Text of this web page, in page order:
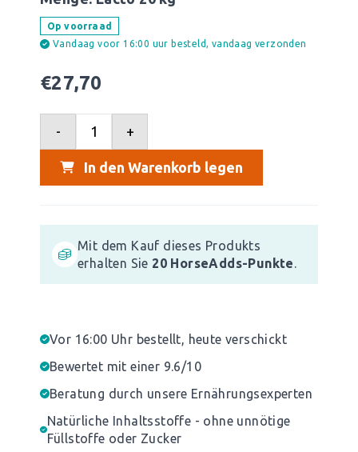
Op voorraad
Vandaag voor 16:00 uur besteld, vandaag verzonden
€27,70
- +
In den Warenkorb legen
Mit dem Kauf dieses Produkts
erhalten Sie 20 HorseAdds-Punkte
Vor 16:00 Uhr bestellt, heute verschickt
Bewertet mit einer 9.6/10
Beratung durch unsere Ernährungsexperten
Natürliche Inhaltsstoffe - ohne unnötige
Füllstoffe oder Zucker